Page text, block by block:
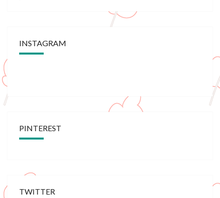
INSTAGRAM
PINTEREST
TWITTER